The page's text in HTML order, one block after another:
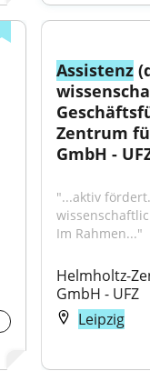
Assistenz
Zentrum
GmbH -
"...aktiv
Im Rahmen..."
Helmholtz-
GmbH - UFZ
Leipzig